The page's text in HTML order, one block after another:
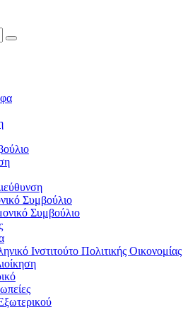
Συμβούλιο
Συμβούλιο
Ινστιτούτο Πολιτικής